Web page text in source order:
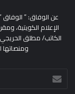
عن الوفاق: ”
الإعلام الكويتية،
ومنصاتها
اكتب
بريدك